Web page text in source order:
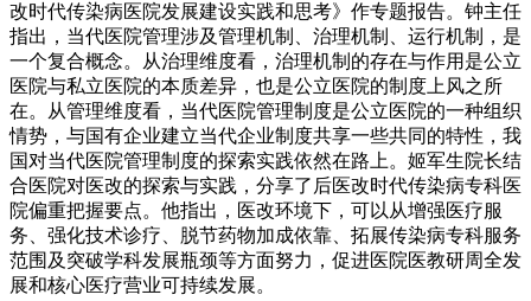
改时代传染病医院发展建设实践和思考》作专题报告。钟主任
指出，当代医院管理涉及管理机制、治理机制、运行机制，是
一个复合概念。从治理维度看，治理机制的存在与作用是公立
医院与私立医院的本质差异，也是公立医院的制度上风之所
在。从管理维度看，当代医院管理制度是公立医院的一种组织
情势，与国有企业建立当代企业制度共享一些共同的特性，我
国对当代医院管理制度的探索实践依然在路上。姬军生院长结
合医院对医改的探索与实践，分享了后医改时代传染病专科医
院偏重把握要点。他指出，医改环境下，可以从增强医疗服
务、强化技术诊疗、脱节药物加成依靠、拓展传染病专科服务
范围及突破学科发展瓶颈等方面努力，促进医院医教研周全发
展和核心医疗营业可持续发展。